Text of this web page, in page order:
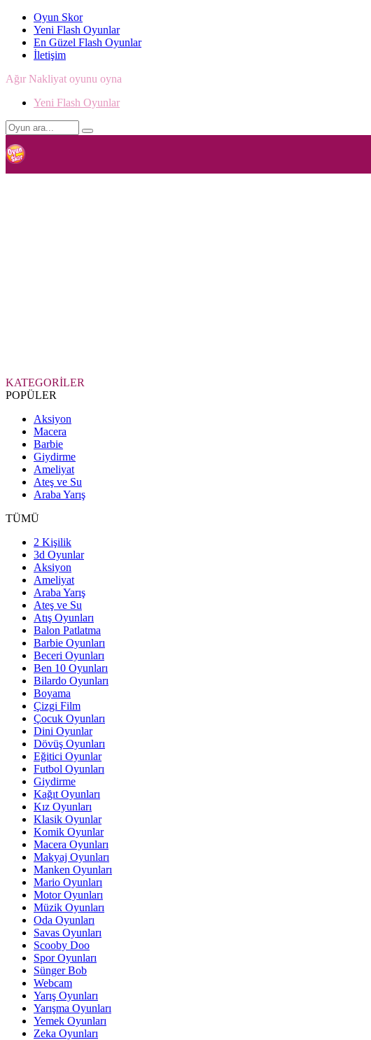
Oyun Skor
Yeni Flash Oyunlar
En Güzel Flash Oyunlar
İletişim
Ağır Nakliyat oyunu oyna
Yeni Flash Oyunlar
KATEGORİLER
POPÜLER
Aksiyon
Macera
Barbie
Giydirme
Ameliyat
Ateş ve Su
Araba Yarış
TÜMÜ
2 Kişilik
3d Oyunlar
Aksiyon
Ameliyat
Araba Yarış
Ateş ve Su
Atış Oyunları
Balon Patlatma
Barbie Oyunları
Beceri Oyunları
Ben 10 Oyunları
Bilardo Oyunları
Boyama
Çizgi Film
Çocuk Oyunları
Dini Oyunlar
Dövüş Oyunları
Eğitici Oyunlar
Futbol Oyunları
Giydirme
Kağıt Oyunları
Kız Oyunları
Klasik Oyunlar
Komik Oyunlar
Macera Oyunları
Makyaj Oyunları
Manken Oyunları
Mario Oyunları
Motor Oyunları
Müzik Oyunları
Oda Oyunları
Savas Oyunları
Scooby Doo
Spor Oyunları
Sünger Bob
Webcam
Yarış Oyunları
Yarışma Oyunları
Yemek Oyunları
Zeka Oyunları